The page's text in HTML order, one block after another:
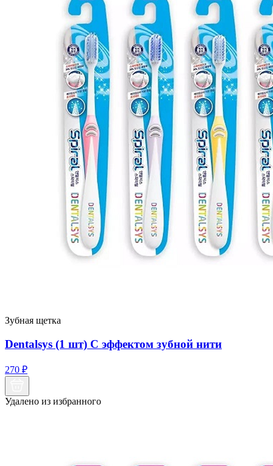
Зубная щетка
Dentalsys (1 шт) С эффектом зубной нити
270 ₽
Удалено из избранного